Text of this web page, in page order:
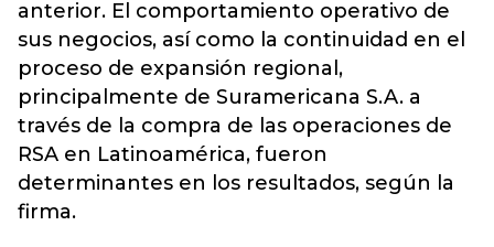
anterior. El comportamiento operativo de
sus negocios, así como la continuidad en el
proceso de expansión regional,
principalmente de Suramericana S.A. a
través de la compra de las operaciones de
RSA en Latinoamérica, fueron
determinantes en los resultados, según la
firma.